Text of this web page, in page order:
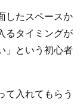
したスペースか
るタイミングが
」という初心者
て入れてもらう